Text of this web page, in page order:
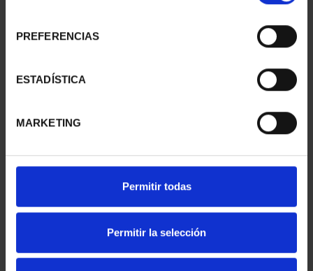
PREFERENCIAS
ESTADÍSTICA
MARKETING
Permitir todas
Permitir la selección
CAPITALES ESPAÑOLAS
73,00 €
CAPITALES ESPAÑOLAS
73,00 €